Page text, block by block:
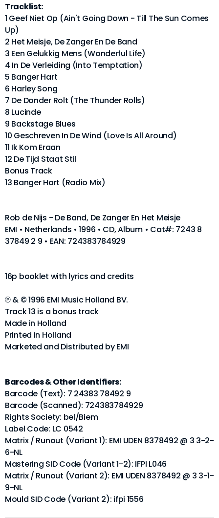
Tracklist:
1 Geef Niet Op (Ain't Going Down - Till The Sun Comes
Up)
2 Het Meisje, De Zanger En De Band
3 Een Gelukkig Mens (Wonderful Life)
4 In De Verleiding (Into Temptation)
5 Banger Hart
6 Harley Song
7 De Donder Rolt (The Thunder Rolls)
8 Lucinde
9 Backstage Blues
10 Geschreven In De Wind (Love Is All Around)
11 Ik Kom Eraan
12 De Tijd Staat Stil
Bonus Track
13 Banger Hart (Radio Mix)
Rob de Nijs - De Band, De Zanger En Het Meisje
EMI • Netherlands • 1996 • CD, Album • Cat#: 7243 8
37849 2 9 • EAN: 724383784929
16p booklet with lyrics and credits
℗ & © 1996 EMI Music Holland BV.
Track 13 is a bonus track
Made in Holland
Printed in Holland
Marketed and Distributed by EMI
Barcodes & Other Identifiers:
Barcode (Text): 7 24383 78492 9
Barcode (Scanned): 724383784929
Rights Society: bel/Biem
Label Code: LC 0542
Matrix / Runout (Variant 1): EMI UDEN 8378492 @ 3 3-2-
6-NL
Mastering SID Code (Variant 1-2): IFPI L046
Matrix / Runout (Variant 2): EMI UDEN 8378492 @ 3 3-1-
9-NL
Mould SID Code (Variant 2): ifpi 1556